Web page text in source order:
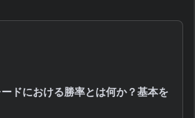
ドにおける勝率とは何か？基本を